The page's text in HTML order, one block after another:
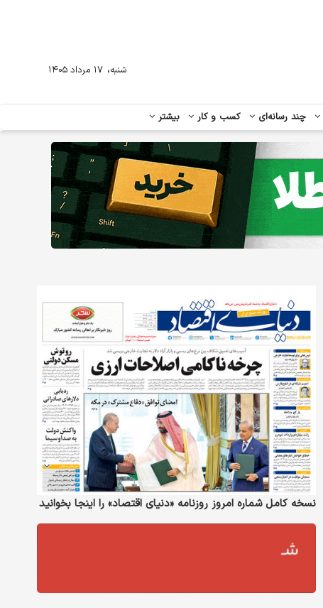
چند رسانه‌ای کسب و کار بیشتر
شنبه، ۱۷ مرداد ۱۴۰۵
نسخه کامل شماره امروز روزنامه «دنیای‌ اقتصاد» را اینجا بخوانید